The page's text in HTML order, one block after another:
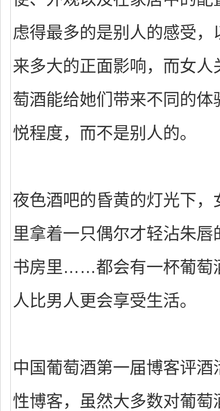
虑得最多的是别人的感受
来多大的正面影响，而女
萄酒能给她们带来不同的
悦程度，而不是别人的。
夜色酒吧的昏黄的灯光下
里拿着一只偶尔才轻沾朱
书房里……都会有一杯葡萄
人比男人更会享受生活。
中国葡萄酒第一届博客评
性博客，虽然大多数对葡